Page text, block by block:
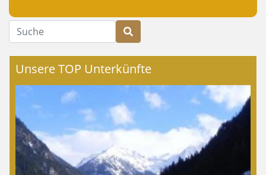
Suche
Unsere TOP Unterkünfte